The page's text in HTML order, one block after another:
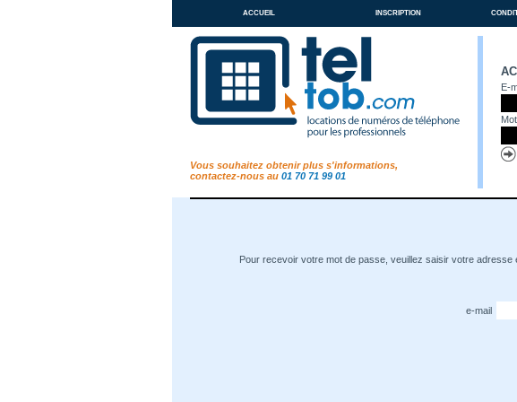
accueil inscription
Vous souhaitez obtenir plus s'informations,
contactez-nous au 01 70 71 99 01
E-
Pour recevoir votre mot de passe, veuillez saisir votre adresse
e-mail